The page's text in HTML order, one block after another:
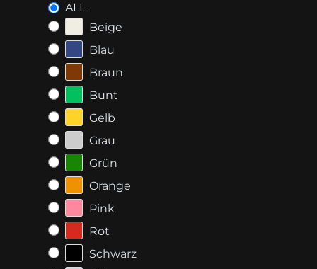
ALL
Beige
Blau
Braun
Bunt
Gelb
Grau
Grün
Orange
Pink
Rot
Schwarz